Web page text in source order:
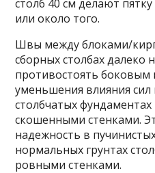
столб 40 см делают
или около того.
Швы между блоками/
сборных столбах далеко
противостоять боковым
уменьшения влияния сил
столбчатых
скошенными стенками.
надежность в
нормальных грунтах
ровными стенками.